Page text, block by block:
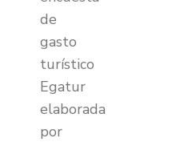
de
gasto
turístico
Egatur
elaborada
por